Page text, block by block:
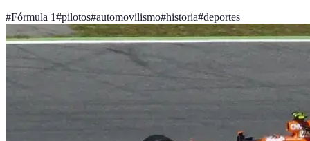
#Fórmula 1#pilotos#automovilismo#historia#deportes